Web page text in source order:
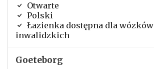
Otwarte
Polski
Łazienka dostępna dla wózków
inwalidzkich
Goeteborg